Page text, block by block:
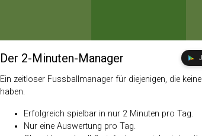
Der 2-Minuten-Manager
Ein zeitloser Fussballmanager für diejenigen, die
haben.
Erfolgreich spielbar in nur 2 Minuten pro Tag.
Nur eine Auswertung pro Tag.